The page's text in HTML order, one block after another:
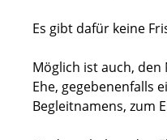
Es gibt dafür keine
Möglich ist auch,
Ehe, gegebenenfalls
Begleitnamens, zum